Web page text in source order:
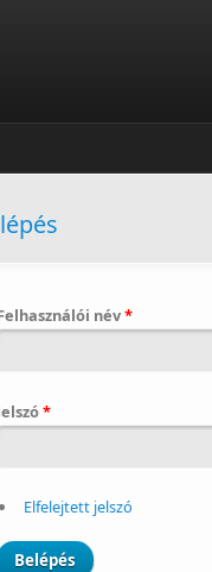
név*
*
Elfelejtett jelszó